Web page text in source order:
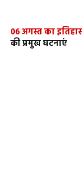
06 अगस्त का
की प्रमुख घटनाएं